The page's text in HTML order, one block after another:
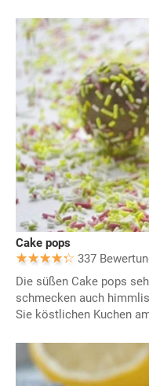
Cake pops
337
Die süßen Cake pops
schmecken auch
Sie köstlichen Kuchen